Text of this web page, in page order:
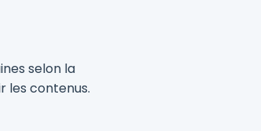
selon la
les contenus.